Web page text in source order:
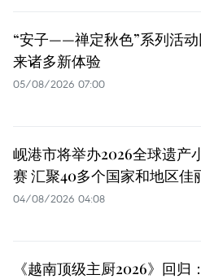
“安子——禅定秋色”系列活
来诸多新体验
05/08/2026 07:00
岘港市将举办2026全球遗产
赛 汇聚40多个国家和地区佳
04/08/2026 04:08
《越南顶级主厨2026》回归